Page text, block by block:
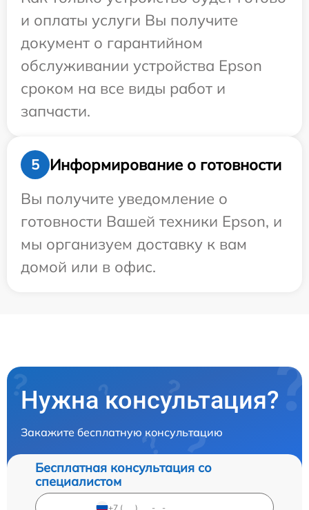
и оплаты услуги Вы получите
документ о гарантийном
обслуживании устройства Epson
сроком на все виды работ и
запчасти.
5
Информирование о готовности
Вы получите уведомление о
готовности Вашей техники Epson, и
мы организуем доставку к вам
домой или в офис.
Нужна консультация?
Закажите бесплатную консультацию
Бесплатная консультация со
специалистом